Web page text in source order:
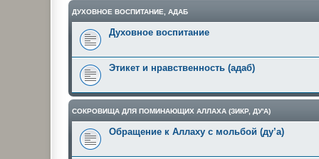
ДУХОВНОЕ ВОСПИТАНИЕ, АДАБ
Духовное воспитание
Этикет и нравственность (адаб)
СОКРОВИЩА ДЛЯ ПОМИНАЮЩИХ АЛЛАХА (ЗИКР, ДУ'А)
Обращение к Аллаху с мольбой (ду’а)